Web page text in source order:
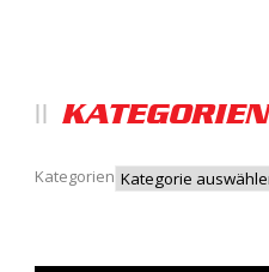
KATEGORIEN
Kategorien